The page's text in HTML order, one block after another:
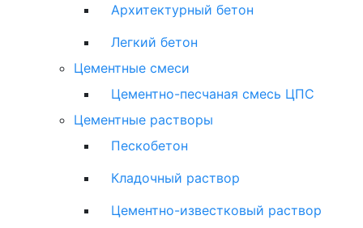
Архитектурный бетон
Легкий бетон
Цементные смеси
Цементно-песчаная смесь ЦПС
Цементные растворы
Пескобетон
Кладочный раствор
Цементно-известковый раствор